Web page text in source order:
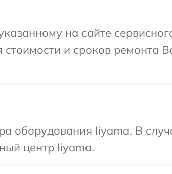
на сайте
и сроков ремонта
оборудования Iiyama. В
центр Iiyama.